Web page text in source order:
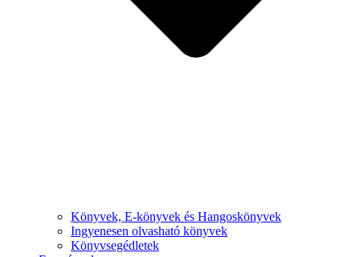
Könyvek, E-könyvek és Hangoskönyvek
Ingyenesen olvasható könyvek
Könyvsegédletek